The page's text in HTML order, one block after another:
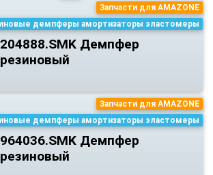
Запчасти для AMAZONE
демпферы амортизаторы эластомеры
204888.SMK Демпфер
резиновый
Запчасти для AMAZONE
демпферы амортизаторы эластомеры
964036.SMK Демпфер
резиновый